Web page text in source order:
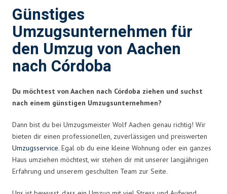
Günstiges
Umzugsunternehmen für
den Umzug von Aachen
nach Córdoba
Du möchtest von Aachen nach Córdoba ziehen und suchst
nach einem günstigen Umzugsunternehmen?
Dann bist du bei Umzugsmeister Wolf Aachen genau richtig! Wir
bieten dir einen professionellen, zuverlässigen und preiswerten
Umzugsservice. Egal ob du eine kleine Wohnung oder ein ganzes
Haus umziehen möchtest, wir stehen dir mit unserer langjährigen
Erfahrung und unserem geschulten Team zur Seite.